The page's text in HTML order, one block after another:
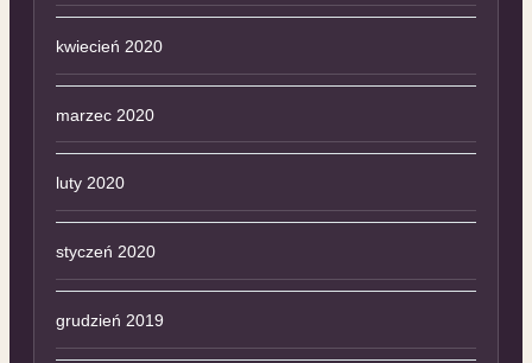
kwiecień 2020
marzec 2020
luty 2020
styczeń 2020
grudzień 2019